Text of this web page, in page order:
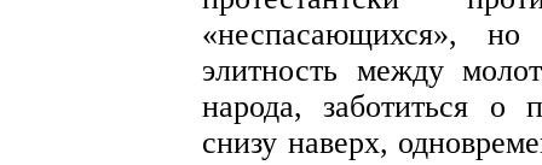
«неспасающихся»,
элитность между
народа, заботиться о
снизу наверх,